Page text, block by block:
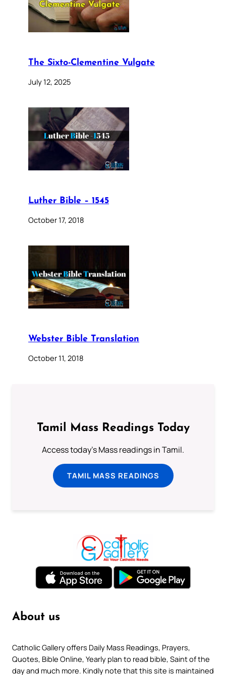
The Sixto-Clementine Vulgate
July 12, 2025
Luther Bible – 1545
October 17, 2018
Webster Bible Translation
October 11, 2018
Tamil Mass Readings Today
Access today's Mass readings in Tamil.
TAMIL MASS READINGS
About us
Catholic Gallery offers Daily Mass Readings, Prayers,
Quotes, Bible Online, Yearly plan to read bible, Saint of the
day and much more. Kindly note that this site is maintained